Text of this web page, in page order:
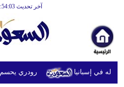
آخر تحديث GMT20:54:03
رودري يحسم في إسبانيا